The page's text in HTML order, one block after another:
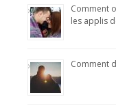
Comment
les applis
Comment